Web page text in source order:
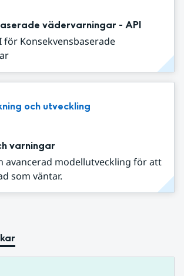
vädervarningar - API
för Konsekvensbaserade
och utveckling
varningar
avancerad modellutveckling för att
som väntar.